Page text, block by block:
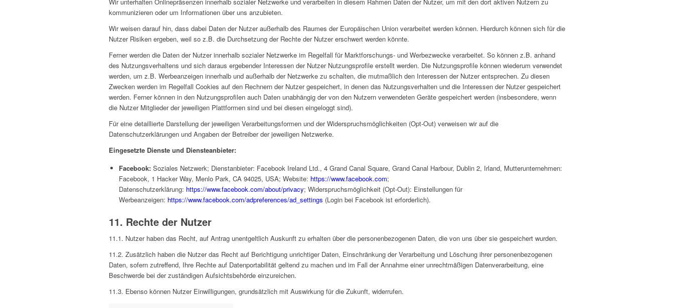
kommunizieren oder um Informationen über uns anzubieten.
Wir weisen darauf hin, dass dabei Daten der Nutzer außerhalb des Raumes der Europäischen Union verarbeitet werden können. Hierdurch können sich für die
Nutzer Risiken ergeben, weil so z.B. die Durchsetzung der Rechte der Nutzer erschwert werden könnte.
Ferner werden die Daten der Nutzer innerhalb sozialer Netzwerke im Regelfall für Marktforschungs- und Werbezwecke verarbeitet. So können z.B. anhand
des Nutzungsverhaltens und sich daraus ergebender Interessen der Nutzer Nutzungsprofile erstellt werden. Die Nutzungsprofile können wiederum verwendet
werden, um z.B. Werbeanzeigen innerhalb und außerhalb der Netzwerke zu schalten, die mutmaßlich den Interessen der Nutzer entsprechen. Zu diesen
Zwecken werden im Regelfall Cookies auf den Rechnern der Nutzer gespeichert, in denen das Nutzungsverhalten und die Interessen der Nutzer gespeichert
werden. Ferner können in den Nutzungsprofilen auch Daten unabhängig der von den Nutzern verwendeten Geräte gespeichert werden (insbesondere, wenn
die Nutzer Mitglieder der jeweiligen Plattformen sind und bei diesen eingeloggt sind).
Für eine detaillierte Darstellung der jeweiligen Verarbeitungsformen und der Widerspruchsmöglichkeiten (Opt-Out) verweisen wir auf die
Datenschutzerklärungen und Angaben der Betreiber der jeweiligen Netzwerke.
Eingesetzte Dienste und Diensteanbieter:
Facebook: Soziales Netzwerk; Dienstanbieter: Facebook Ireland Ltd., 4 Grand Canal Square, Grand Canal Harbour, Dublin 2, Irland, Mutterunternehmen:
Facebook, 1 Hacker Way, Menlo Park, CA 94025, USA; Website: https://www.facebook.com;
Datenschutzerklärung: https://www.facebook.com/about/privacy; Widerspruchsmöglichkeit (Opt-Out): Einstellungen für
Werbeanzeigen: https://www.facebook.com/adpreferences/ad_settings (Login bei Facebook ist erforderlich).
11. Rechte der Nutzer
11.1. Nutzer haben das Recht, auf Antrag unentgeltlich Auskunft zu erhalten über die personenbezogenen Daten, die von uns über sie gespeichert wurden.
11.2. Zusätzlich haben die Nutzer das Recht auf Berichtigung unrichtiger Daten, Einschränkung der Verarbeitung und Löschung ihrer personenbezogenen
Daten, sofern zutreffend, Ihre Rechte auf Datenportabilität geltend zu machen und im Fall der Annahme einer unrechtmäßigen Datenverarbeitung, eine
Beschwerde bei der zuständigen Aufsichtsbehörde einzureichen.
11.3. Ebenso können Nutzer Einwilligungen, grundsätzlich mit Auswirkung für die Zukunft, widerrufen.